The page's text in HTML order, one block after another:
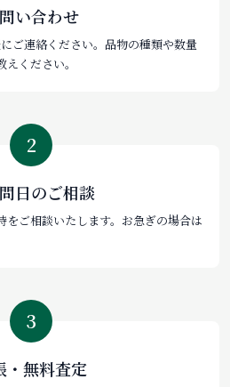
い合わせ
ご連絡ください。品物の種類や数量
ください。
2
日のご相談
をご相談いたします。お急ぎの場合は
3
・無料査定